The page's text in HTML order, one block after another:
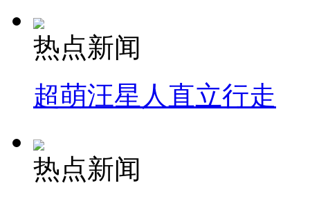
热点新闻
超萌汪星人直立行走
热点新闻